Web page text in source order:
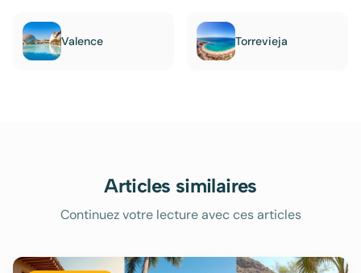
Valence Torrevieja
Articles similaires
Continuez votre lecture avec ces articles